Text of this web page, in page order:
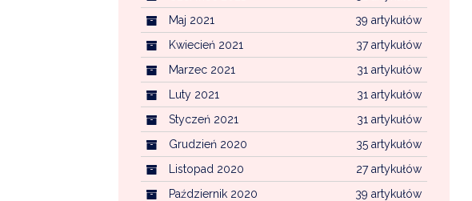
39 artykułów
Maj 2021
37 artykułów
Kwiecień 2021
31 artykułów
Marzec 2021
31 artykułów
Luty 2021
31 artykułów
Styczeń 2021
35 artykułów
Grudzień 2020
27 artykułów
Listopad 2020
39 artykułów
Październik 2020